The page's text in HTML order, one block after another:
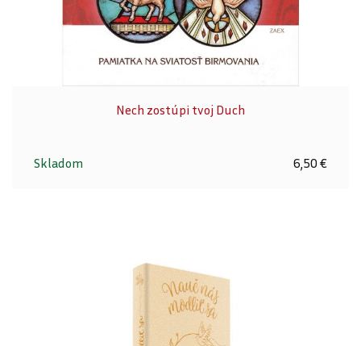
Nech zostúpi tvoj Duch
Skladom 6,50 €